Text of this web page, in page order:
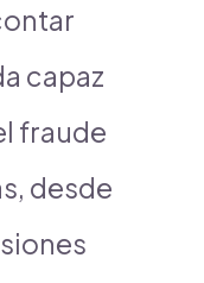
capaz
fraude
desde